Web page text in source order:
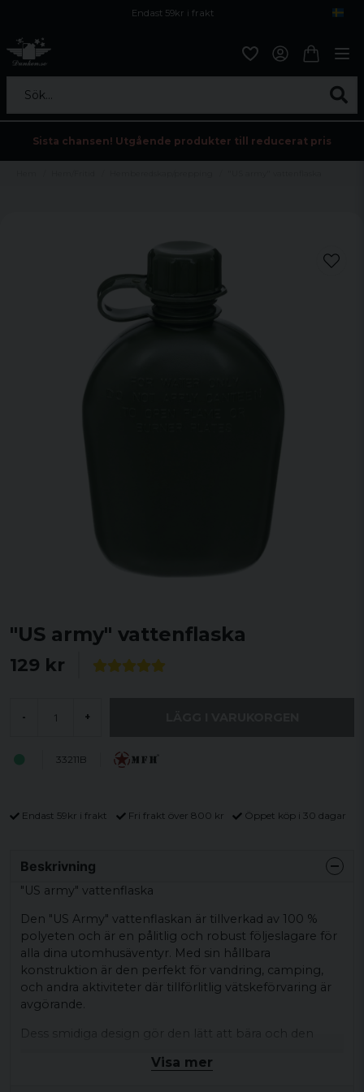
Endast 59kr i frakt
Sök...
Sista chansen! Utgående produkter till reducerat pris
"US army" vattenflaska
129 kr
- +
33211B
Endast 59kr i frakt Fri frakt över 800 kr Öppet köp i 30 dagar
Beskrivning
"US army" vattenflaska
Den "US Army" vattenflaskan är tillverkad av 100 %
polyeten och är en pålitlig och robust följeslagare för
alla dina utomhusäventyr. Med sin hållbara
konstruktion är den perfekt för vandring, camping,
och andra aktiviteter där tillförlitlig vätskeförvaring är
avgörande.
Dess smidiga design gör den lätt att bära och den
även lätt att rengöra och kan användas om och om
Visa mer